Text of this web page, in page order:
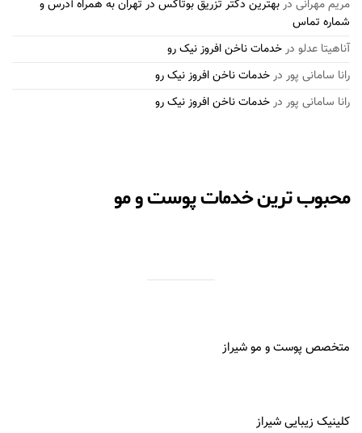
مریم مهرانی دربهترین دکتر تزریق بوتاکس در تهران به همراه آدرس و
شماره تماس
آناهیتا عدلو درخدمات ناخن افروز نیک رو
رانا سامانی پور درخدمات ناخن افروز نیک رو
رانا سامانی پور درخدمات ناخن افروز نیک رو
محبوب ترین خدمات پوست و مو
متخصص پوست و مو شیراز
کلینیک زیبایی شیراز